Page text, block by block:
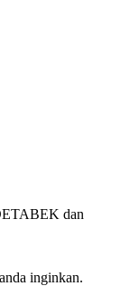
dan
inginkan.